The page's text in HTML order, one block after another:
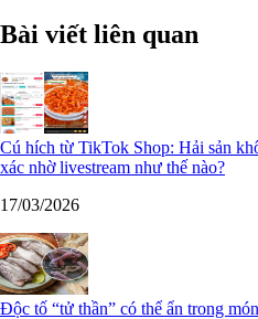
Bài viết liên quan
Cú hích từ TikTok Shop: Hải sản
xác nhờ livestream như thế nào?
17/03/2026
Độc tố “tử thần” có thể ẩn trong